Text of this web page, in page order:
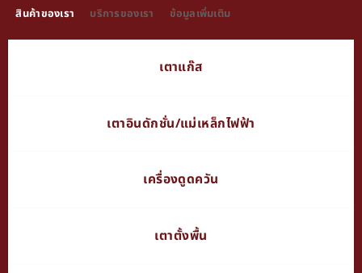
สินค้าของเรา บริการของเรา ข้อมูลเพิ่มเติม
เตาแก๊ส
เตาอินดักชั่น/แม่เหล็กไฟฟ้า
เครื่องดูดควัน
เตาตั้งพื้น